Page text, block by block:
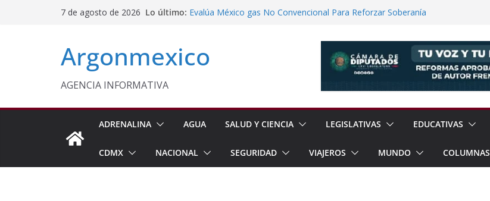
7 de agosto de 2026 Lo último: Evalúa México gas No Convencional Para Reforzar Soberanía
Texcoco Fortalece Prestaciones de Trabajadores del
Aseguran Casi 10 Millones de Cigarrillos Apócrifos en
Michoacán
Argonmexico
AGENCIA INFORMATIVA
ADRENALINA AGUA SALUD Y CIENCIA LEGISLATIVAS EDUCATIVAS
CDMX NACIONAL SEGURIDAD VIAJEROS MUNDO COLUMNAS